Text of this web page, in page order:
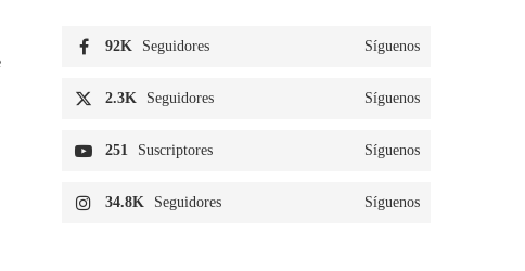
92K Seguidores Síguenos
2.3K Seguidores Síguenos
251 Suscriptores Síguenos
34.8K Seguidores Síguenos